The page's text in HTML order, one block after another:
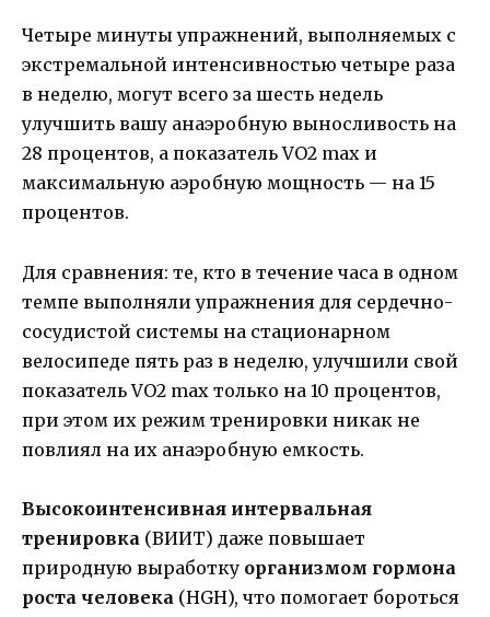
Четыре минуты упражнений, выполняемых с
экстремальной интенсивностью четыре раза
в неделю, могут всего за шесть недель
улучшить вашу анаэробную выносливость на
28 процентов, а показатель VO2 max и
максимальную аэробную мощность — на 15
процентов.
Для сравнения: те, кто в течение часа в одном
темпе выполняли упражнения для сердечно-
сосудистой системы на стационарном
велосипеде пять раз в неделю, улучшили свой
показатель VO2 max только на 10 процентов,
при этом их режим тренировки никак не
повлиял на их анаэробную емкость.
Высокоинтенсивная интервальная
тренировка (ВИИТ) даже повышает
природную выработку организмом гормона
роста человека (HGH), что помогает бороться